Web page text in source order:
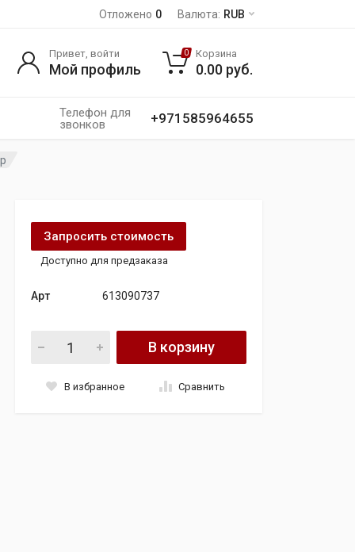
Отложено 0 Валюта: RUB
Телефон для
звонков
+971585964655
Привет, войти
Мой профиль
0 Корзина
0.00 руб.
Запросить стоимость
Доступно для предзаказа
Арт 613090737
613090737 мерседес w211 3 , 2 d всасывающий
В корзину
В избранное Сравнить